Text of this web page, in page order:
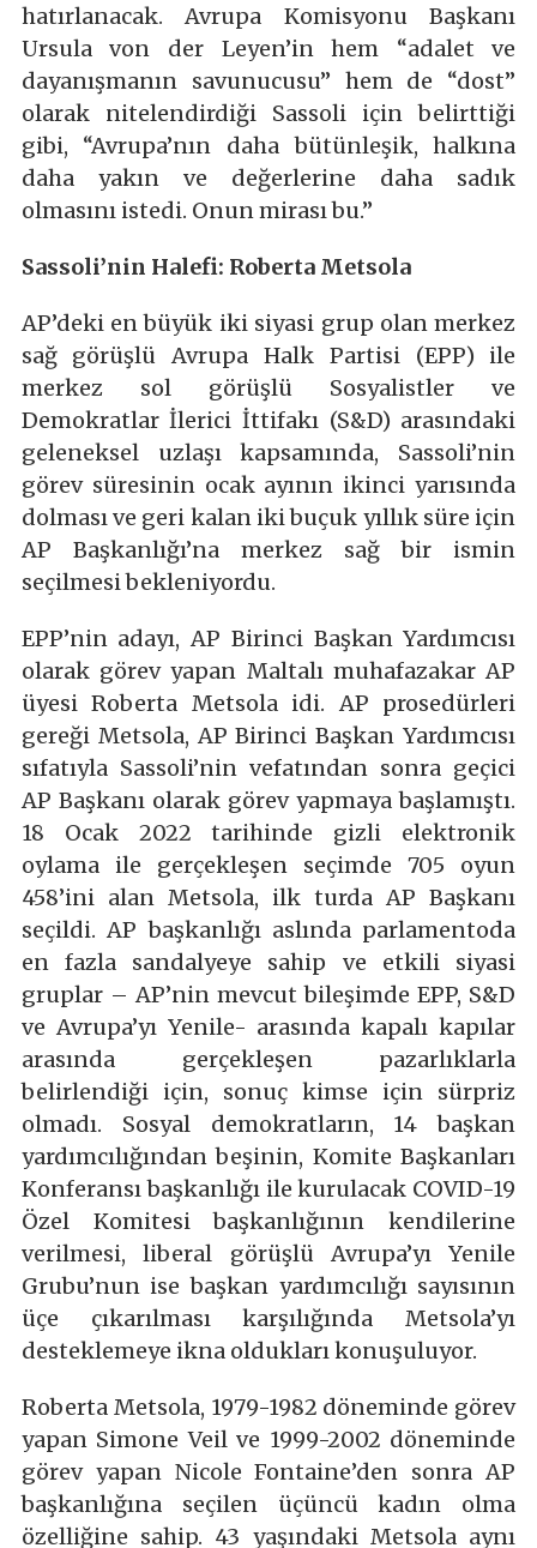
hatırlanacak. Avrupa Komisyonu Başkanı
Ursula von der Leyen’in hem “adalet ve
dayanışmanın savunucusu” hem de “dost”
olarak nitelendirdiği Sassoli için belirttiği
gibi, “Avrupa’nın daha bütünleşik, halkına
daha yakın ve değerlerine daha sadık
olmasını istedi. Onun mirası bu.”
Sassoli’nin Halefi: Roberta Metsola
AP’deki en büyük iki siyasi grup olan merkez
sağ görüşlü Avrupa Halk Partisi (EPP) ile
merkez sol görüşlü Sosyalistler ve
Demokratlar İlerici İttifakı (S&D) arasındaki
geleneksel uzlaşı kapsamında, Sassoli’nin
görev süresinin ocak ayının ikinci yarısında
dolması ve geri kalan iki buçuk yıllık süre için
AP Başkanlığı’na merkez sağ bir ismin
seçilmesi bekleniyordu.
EPP’nin adayı, AP Birinci Başkan Yardımcısı
olarak görev yapan Maltalı muhafazakar AP
üyesi Roberta Metsola idi. AP prosedürleri
gereği Metsola, AP Birinci Başkan Yardımcısı
sıfatıyla Sassoli’nin vefatından sonra geçici
AP Başkanı olarak görev yapmaya başlamıştı.
18 Ocak 2022 tarihinde gizli elektronik
oylama ile gerçekleşen seçimde 705 oyun
458’ini alan Metsola, ilk turda AP Başkanı
seçildi. AP başkanlığı aslında parlamentoda
en fazla sandalyeye sahip ve etkili siyasi
gruplar – AP’nin mevcut bileşimde EPP, S&D
ve Avrupa’yı Yenile- arasında kapalı kapılar
arasında gerçekleşen pazarlıklarla
belirlendiği için, sonuç kimse için sürpriz
olmadı. Sosyal demokratların, 14 başkan
yardımcılığından beşinin, Komite Başkanları
Konferansı başkanlığı ile kurulacak COVID-19
Özel Komitesi başkanlığının kendilerine
verilmesi, liberal görüşlü Avrupa’yı Yenile
Grubu’nun ise başkan yardımcılığı sayısının
üçe çıkarılması karşılığında Metsola’yı
desteklemeye ikna oldukları konuşuluyor.
Roberta Metsola, 1979-1982 döneminde görev
yapan Simone Veil ve 1999-2002 döneminde
görev yapan Nicole Fontaine’den sonra AP
başkanlığına seçilen üçüncü kadın olma
özelliğine sahip. 43 yaşındaki Metsola aynı